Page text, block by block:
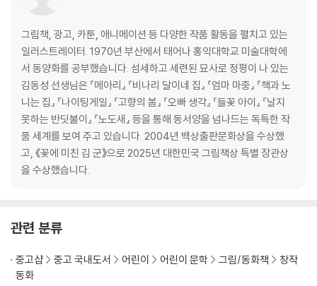
그림책, 광고, 카툰, 애니메이션 등 다양한 작품 활동을 펼치고 있는
일러스트레이터. 1970년 부산에서 태어나 홍익대학교 미술대학에
서 동양화를 공부했습니다. 섬세하고 세련된 묘사로 정평이 나 있는
김동성 선생님은 『메아리』 『비나리 달이네 집』 『엄마 마중』 『책과 노
니는 집』 『나이팅게일』 『고향의 봄』 『오빠 생각』 『들꽃 아이』 『날지
못하는 반딧불이』 『노도새』 등을 통해 동서양을 넘나드는 독특한 작
품 세계를 보여 주고 있습니다. 2004년 백상출판문화상을 수상했
고, 《꽃에 미친 김 군》으로 2025년 대한민국 그림책상 특별 장관상
을 수상했습니다.
관련 분류
중고샵 중고 국내도서 어린이 어린이 문학 그림/동화책
창작
동화